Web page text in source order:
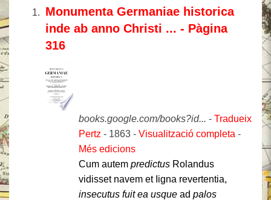
Monumenta Germaniae historica
inde ab anno Christi ... - Pàgina
316
books.google.com/books?id... - Tradueix
Pertz - 1863 - ‎ Visualització completa -
Més edicions
Cum autem predictus Rolandus
vidisset navem et Iigna revertentia,
insecutus fuit ea usque ad palos